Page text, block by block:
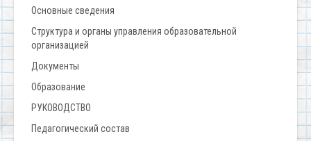
Основные сведения
Структура и органы управления образовательной
организацией
Документы
Образование
РУКОВОДСТВО
Педагогический состав